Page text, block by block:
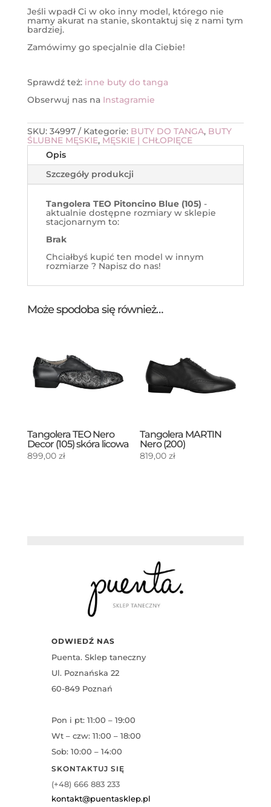
Jeśli wpadł Ci w oko inny model, którego nie
mamy akurat na stanie, skontaktuj się z nami tym
bardziej.
Zamówimy go specjalnie dla Ciebie!
Sprawdź też: inne buty do tanga
Obserwuj nas na Instagramie
SKU: 34997 Kategorie: BUTY DO TANGA, BUTY
ŚLUBNE MĘSKIE, MĘSKIE | CHŁOPIĘCE
Opis
Szczegóły produkcji
Tangolera TEO Pitoncino Blue (105) -
aktualnie dostępne rozmiary w sklepie
stacjonarnym to:
Brak
Chciałbyś kupić ten model w innym
rozmiarze ? Napisz do nas!
Może spodoba się również…
Tangolera TEO Nero
Decor (105) skóra licowa
899,00 zł
Tangolera MARTIN
Nero (200)
819,00zł
ODWIEDŹ NAS
Puenta. Sklep taneczny
Ul. Poznańska 22
60-849 Poznań
Pon i pt: 11:00 – 19:00
Wt – czw: 11:00 – 18:00
Sob: 10:00 – 14:00
SKONTAKTUJ SIĘ
(+48) 666 883 233
kontakt@puentasklep.pl